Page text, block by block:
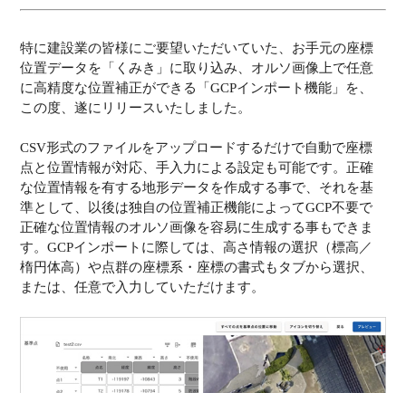
特に建設業の皆様にご要望いただいていた、お手元の座標
位置データを「くみき」に取り込み、オルソ画像上で任意
に高精度な位置補正ができる「GCPインポート機能」を、
この度、遂にリリースいたしました。
CSV形式のファイルをアップロードするだけで自動で座標
点と位置情報が対応、手入力による設定も可能です。正確
な位置情報を有する地形データを作成する事で、それを基
準として、以後は独自の位置補正機能によってGCP不要で
正確な位置情報のオルソ画像を容易に生成する事もできま
す。GCPインポートに際しては、高さ情報の選択（標高／
楕円体高）や点群の座標系・座標の書式もタブから選択、
または、任意で入力していただけます。